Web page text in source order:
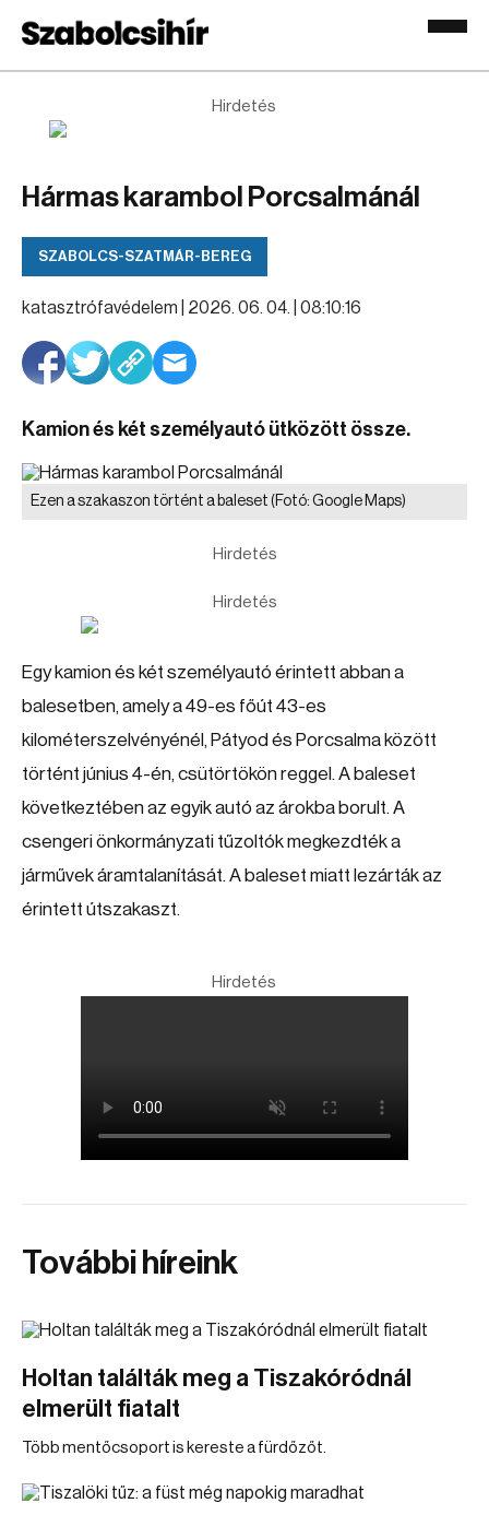
Hirdetés
Hármas karambol Porcsalmánál
SZABOLCS-SZATMÁR-BEREG
katasztrófavédelem | 2026. 06. 04. | 08:10:16
Kamion és két személyautó ütközött össze.
Ezen a szakaszon történt a baleset (Fotó: Google Maps)
Hirdetés
Hirdetés
Egy kamion és két személyautó érintett abban a
balesetben, amely a 49-es főút 43-es
kilométerszelvényénél, Pátyod és Porcsalma között
történt június 4-én, csütörtökön reggel. A baleset
következtében az egyik autó az árokba borult. A
csengeri önkormányzati tűzoltók megkezdték a
járművek áramtalanítását. A baleset miatt lezárták az
érintett útszakaszt.
Hirdetés
További híreink
Holtan találták meg a Tiszakóródnál
elmerült fiatalt
Több mentőcsoport is kereste a fürdőzőt.